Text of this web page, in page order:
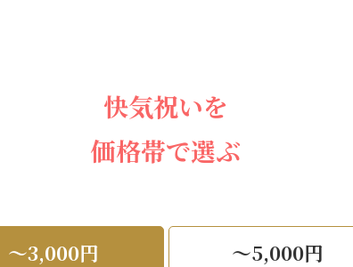
快気祝いを
価格帯で選ぶ
～3,000円 ～5,000円